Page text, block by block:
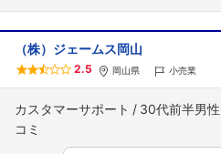
（株）ジェームス岡山
2.5 岡山県 小売業
カスタマーサポート 30代前半男性